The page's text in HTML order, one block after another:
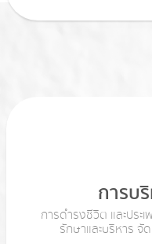
การบ
การดำรงชีวิต และปร
รักษาและบริหาร